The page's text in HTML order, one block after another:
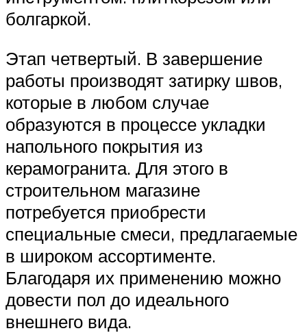
болгаркой.
Этап четвертый. В завершение
работы производят затирку швов,
которые в любом случае
образуются в процессе укладки
напольного покрытия из
керамогранита. Для этого в
строительном магазине
потребуется приобрести
специальные смеси, предлагаемые
в широком ассортименте.
Благодаря их применению можно
довести пол до идеального
внешнего вида.